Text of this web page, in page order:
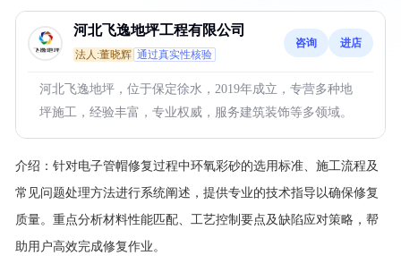
河北飞逸地坪工程有限公司
法人:董晓辉 通过真实性核验
咨询 进店
河北飞逸地坪，位于保定徐水，2019年成立，专营多种地
坪施工，经验丰富，专业权威，服务建筑装饰等多领域。
介绍： 针对电子管帽修复过程中环氧彩砂的选用标准、施工流程及
常见问题处理方法进行系统阐述，提供专业的技术指导以确保修复
质量。重点分析材料性能匹配、工艺控制要点及缺陷应对策略，帮
助用户高效完成修复作业。